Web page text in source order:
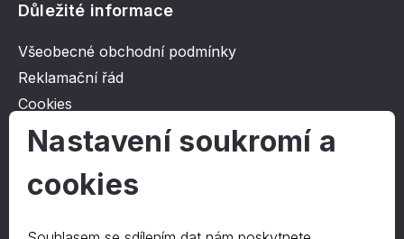
Důležité informace
Všeobecné obchodní podmínky
Reklamační řád
Cookies
Ochrana osobních údajů
O společnosti
Kontakt
Nastavení soukromí a
cookies